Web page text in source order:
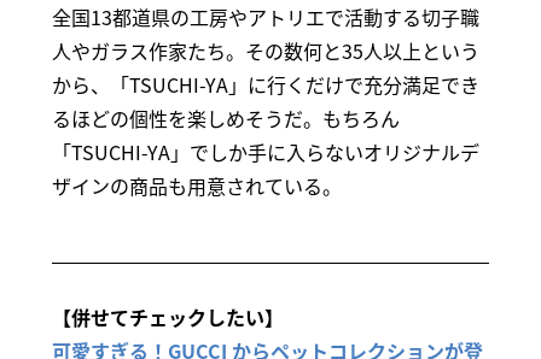
全国13都道県の工房やアトリエで活動する切子職
人やガラス作家たち。その数何と35人以上という
から、「TSUCHI-YA」に行くだけで充分満足でき
るほどの個性を楽しめそうだ。もちろん
「TSUCHI-YA」でしか手に入らないオリジナルデ
ザインの商品も用意されている。
【併せてチェックしたい】
可愛すぎる！GUCCI からペットコレクションが登